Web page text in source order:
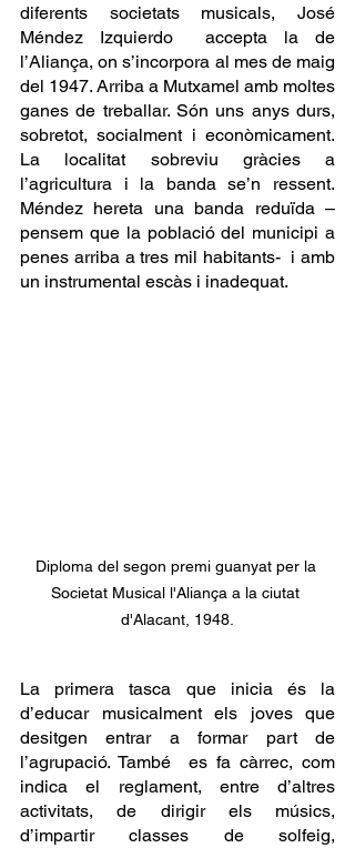
diferents societats musicals, José
Méndez Izquierdo  accepta la de
l’Aliança, on s’incorpora al mes de maig
del 1947. Arriba a Mutxamel amb moltes
ganes de treballar. Són uns anys durs,
sobretot, socialment i econòmicament.
La localitat sobreviu gràcies a
l’agricultura i la banda se’n ressent.
Méndez hereta una banda reduïda –
pensem que la població del municipi a
penes arriba a tres mil habitants-  i amb
un instrumental escàs i inadequat.
Diploma del segon premi guanyat per la
Societat Musical l'Aliança a la ciutat
d'Alacant, 1948.
La primera tasca que inicia és la
d’educar musicalment els joves que
desitgen entrar a formar part de
l’agrupació. També  es fa càrrec, com
indica el reglament, entre d’altres
activitats, de dirigir els músics,
d’impartir classes de solfeig,